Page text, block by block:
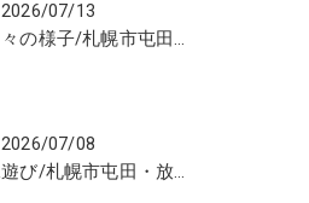
2026/07/13
日々の様子/札幌市屯田・放課後等デイサービス くるわーる
2026/07/08
水遊び/札幌市屯田・放課後等デイサービス くるわーる